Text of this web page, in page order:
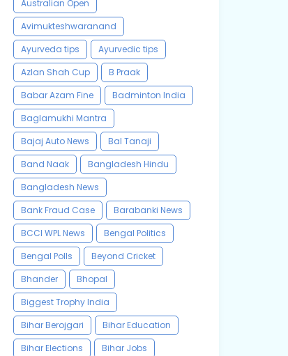
Australian Open
Avimukteshwaranand
Ayurveda tips
Ayurvedic tips
Azlan Shah Cup
B Praak
Babar Azam Fine
Badminton India
Baglamukhi Mantra
Bajaj Auto News
Bal Tanaji
Band Naak
Bangladesh Hindu
Bangladesh News
Bank Fraud Case
Barabanki News
BCCI WPL News
Bengal Politics
Bengal Polls
Beyond Cricket
Bhander
Bhopal
Biggest Trophy India
Bihar Berojgari
Bihar Education
Bihar Elections
Bihar Jobs